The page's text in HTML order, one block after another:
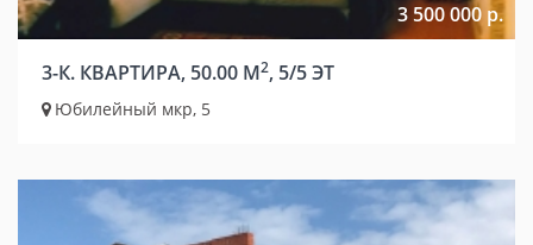
3 500 000 р.
3-К. КВАРТИРА, 50.00 М2, 5/5 ЭТ
Юбилейный мкр, 5